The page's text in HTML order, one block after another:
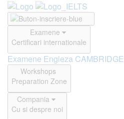
Examene
Certificari internationale
Examene Engleza CAMBRIDGE
Workshops
Preparation Zone
Compania
Cu si despre noi